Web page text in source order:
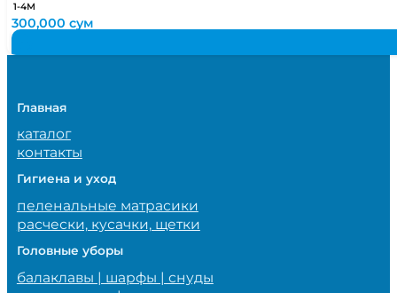
1-4М
300,000сум
Главная
каталог
контакты
Гигиена и уход
пеленальные матрасики
расчески, кусачки, щетки
Головные уборы
балаклавы | шарфы | снуды